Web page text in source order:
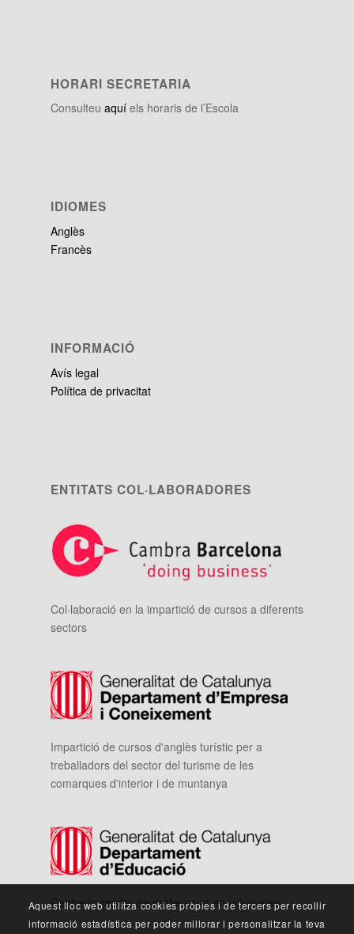
HORARI SECRETARIA
Consulteu aquíels horaris de l’Escola
IDIOMES
Anglès
Francès
INFORMACIÓ
Avís legal
Política de privacitat
ENTITATS COL·LABORADORES
Col·laboració en la impartició de cursos a diferents
sectors
Impartició de cursos d'anglès turístic per a
treballadors del sector del turisme de les
comarques d'interior i de muntanya
Centre formador de professorat en pràctiques
Aquest lloc web utilitza cookies pròpies i de tercers per recollir
informació estadística per poder millorar i personalitzar la teva